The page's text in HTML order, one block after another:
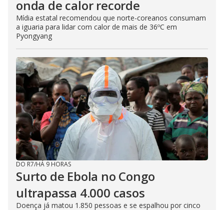
onda de calor recorde
Mídia estatal recomendou que norte-coreanos consumam
a iguaria para lidar com calor de mais de 36ºC em
Pyongyang
DO R7/HÁ 9 HORAS
Surto de Ebola no Congo
ultrapassa 4.000 casos
Doença já matou 1.850 pessoas e se espalhou por cinco